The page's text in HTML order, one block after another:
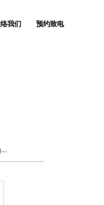
我们 预约致电